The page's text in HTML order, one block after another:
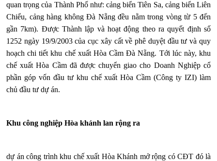
quan trọng của Thành Phố như: cảng biển Tiên Sa, cảng biển Liên
Chiểu, cảng hàng không Đà Nẵng đều nằm trong vòng từ 5 đến
gần 7km). Được Thành lập và hoạt động theo ra quyết định số
1252 ngày 19/9/2003 của cục xây cất về phê duyệt đầu tư và quy
hoạch chi tiết khu chế xuất Hòa Cầm Đà Nẵng. Tới lúc này, khu
chế xuất Hòa Cầm đã được chuyển giao cho Doanh Nghiệp cổ
phần góp vốn đầu tư khu chế xuất Hòa Cầm (Công ty IZI) làm
chủ đầu tư dự án.
Khu công nghiệp Hòa khánh lan rộng ra
dự án công trình khu chế xuất Hòa Khánh mở rộng có CĐT đó là